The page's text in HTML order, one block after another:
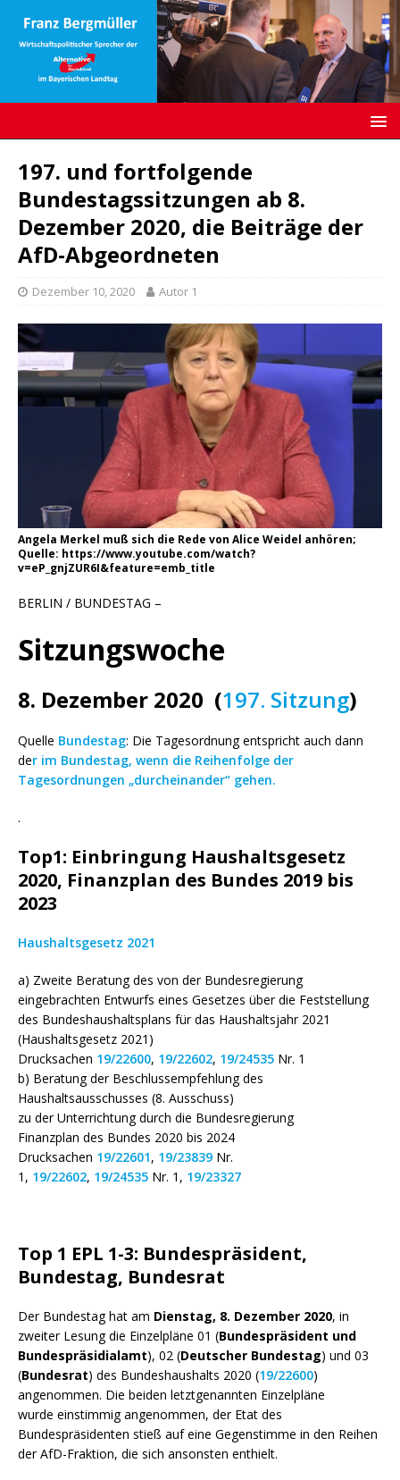
197. und fortfolgende
Bundestagssitzungen ab 8.
Dezember 2020, die Beiträge der
AfD-Abgeordneten
Dezember 10, 2020 Autor 1
Angela Merkel muß sich die Rede von Alice Weidel anhören;
Quelle: https://www.youtube.com/watch?
v=eP_gnjZUR6I&feature=emb_title
BERLIN / BUNDESTAG –
Sitzungswoche
8. Dezember 2020 (197. Sitzung)
Quelle Bundestag: Die Tagesordnung entspricht auch dann
der im Bundestag, wenn die Reihenfolge der
Tagesordnungen „durcheinander“ gehen.
.
Top1: Einbringung Haushaltsgesetz
2020, Finanzplan des Bundes 2019 bis
2023
Haushaltsgesetz 2021
a) Zweite Beratung des von der Bundesregierung
eingebrachten Entwurfs eines Gesetzes über die Feststellung
des Bundeshaushaltsplans für das Haushaltsjahr 2021
(Haushaltsgesetz 2021)
Drucksachen 19/22600, 19/22602, 19/24535 Nr. 1
b) Beratung der Beschlussempfehlung des
Haushaltsausschusses (8. Ausschuss)
zu der Unterrichtung durch die Bundesregierung
Finanzplan des Bundes 2020 bis 2024
Drucksachen 19/22601, 19/23839 Nr.
1, 19/22602, 19/24535 Nr. 1, 19/23327
Top 1 EPL 1-3: Bundespräsident,
Bundestag, Bundesrat
Der Bundestag hat am Dienstag, 8. Dezember 2020, in
zweiter Lesung die Einzelpläne 01 (Bundespräsident und
Bundespräsidialamt), 02 (Deutscher Bundestag) und 03
(Bundesrat) des Bundeshaushalts 2020 (19/22600)
angenommen. Die beiden letztgenannten Einzelpläne
wurde einstimmig angenommen, der Etat des
Bundespräsidenten stieß auf eine Gegenstimme in den Reihen
der AfD-Fraktion, die sich ansonsten enthielt.